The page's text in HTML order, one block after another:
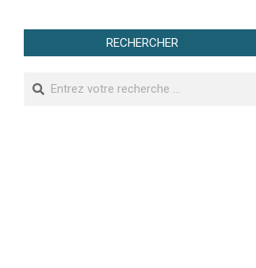
RECHERCHER